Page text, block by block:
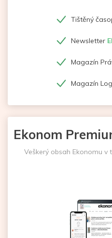
Tištěný
Newsletter
Magazín
Magazín
Ekonom
Veškerý obsah Ekonomu